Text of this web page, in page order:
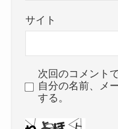
サイト
次回のコメント
自分の名前、メ
する。